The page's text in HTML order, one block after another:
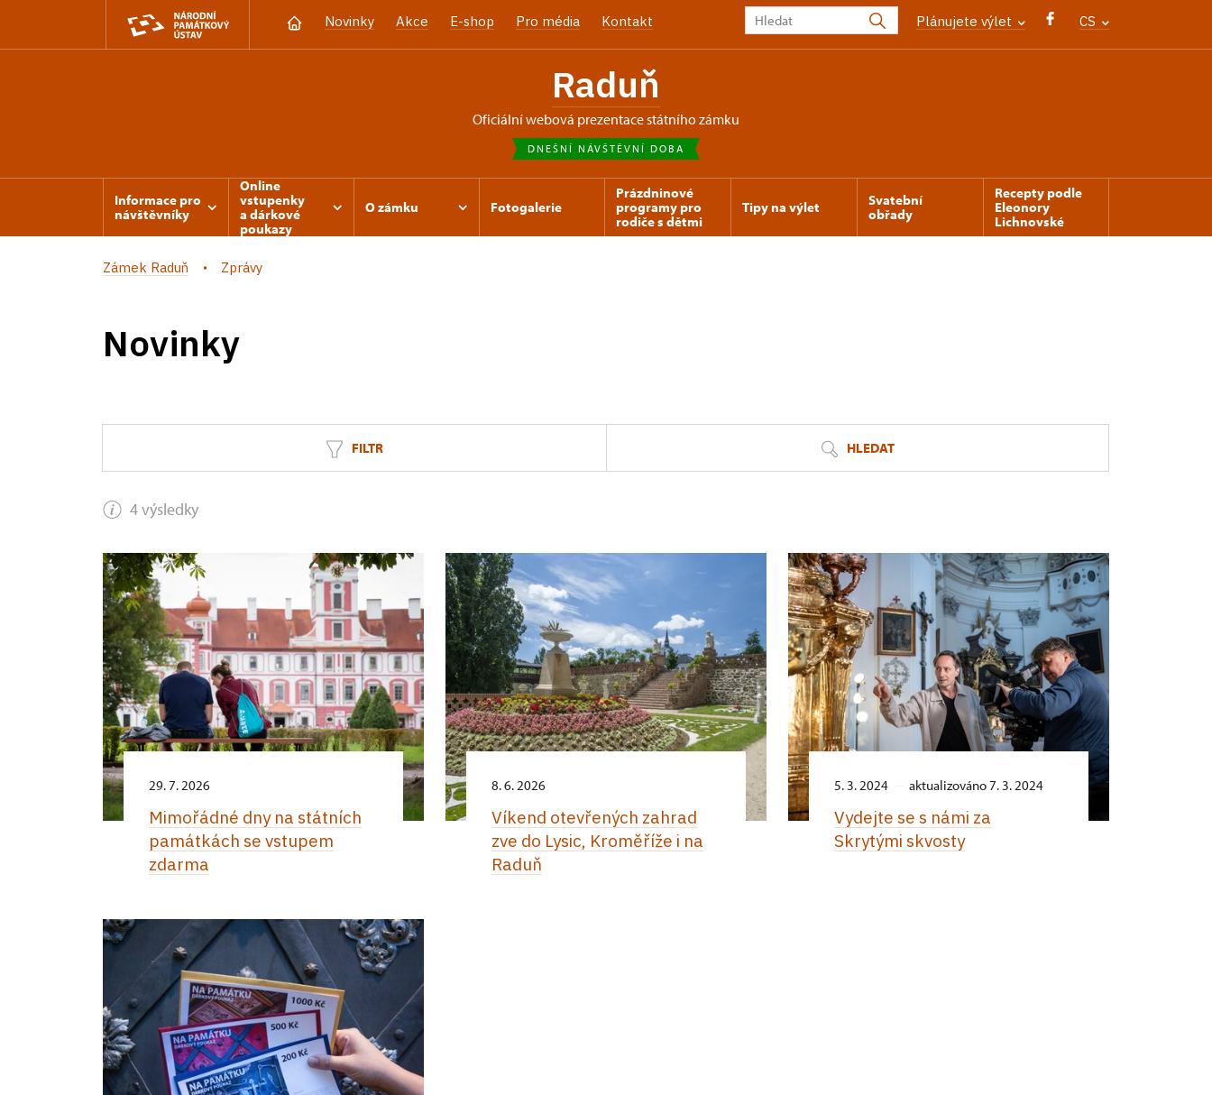
Novinky Akce E-shop Pro média Kontakt Plánujete výlet CS
Raduň
oficiální webová prezentace státního zámku
DNEŠNÍ NÁVŠTĚVNÍ DOBA
Informace pro
návštěvníky
Online
vstupenky
a dárkové
poukazy
O zámku Fotogalerie
Prázdninové
programy pro
rodiče s dětmi
Tipy na výlet
Svatební
obřady
Recepty podle
Eleonory
Lichnovské
Zámek Raduň Zprávy
Novinky
FILTR HLEDAT
4 výsledky
29. 7. 2026
Mimořádné dny na státních
památkách se vstupem
zdarma
8. 6. 2026
Víkend otevřených zahrad
zve do Lysic, Kroměříže i na
Raduň
5. 3. 2024 aktualizováno 7. 3. 2024
Vydejte se s námi za
Skrytými skvosty